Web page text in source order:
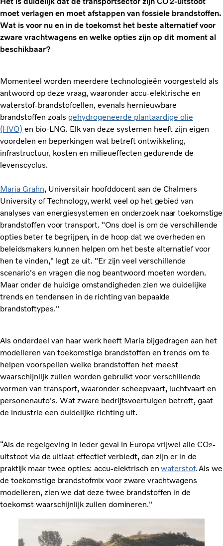
moet verlagen en moet afstappen van fossiele brandstoffen.
Wat is voor nu en in de toekomst het beste alternatief voor
zware vrachtwagens en welke opties zijn op dit moment al
beschikbaar?
Momenteel worden meerdere technologieën voorgesteld als
antwoord op deze vraag, waaronder accu-elektrische en
waterstof-brandstofcellen, evenals hernieuwbare
brandstoffen zoals gehydrogeneerde plantaardige olie
(HVO) en bio-LNG. Elk van deze systemen heeft zijn eigen
voordelen en beperkingen wat betreft ontwikkeling,
infrastructuur, kosten en milieueffecten gedurende de
levenscyclus.
Maria Grahn, Universitair hoofddocent aan de Chalmers
University of Technology, werkt veel op het gebied van
analyses van energiesystemen en onderzoek naar toekomstige
brandstoffen voor transport. "Ons doel is om de verschillende
opties beter te begrijpen, in de hoop dat we overheden en
beleidsmakers kunnen helpen om het beste alternatief voor
hen te vinden," legt ze uit. "Er zijn veel verschillende
scenario's en vragen die nog beantwoord moeten worden.
Maar onder de huidige omstandigheden zien we duidelijke
trends en tendensen in de richting van bepaalde
brandstoftypes."
Als onderdeel van haar werk heeft Maria bijgedragen aan het
modelleren van toekomstige brandstoffen en trends om te
helpen voorspellen welke brandstoffen het meest
waarschijnlijk zullen worden gebruikt voor verschillende
vormen van transport, waaronder scheepvaart, luchtvaart en
personenauto's. Wat zware bedrijfsvoertuigen betreft, gaat
de industrie een duidelijke richting uit.
“Als de regelgeving in ieder geval in Europa vrijwel alle CO2-
uitstoot via de uitlaat effectief verbiedt, dan zijn er in de
praktijk maar twee opties: accu-elektrisch enwaterstof. Als we
de toekomstige brandstofmix voor zware vrachtwagens
modelleren, zien we dat deze twee brandstoffen in de
toekomst waarschijnlijk zullen domineren."